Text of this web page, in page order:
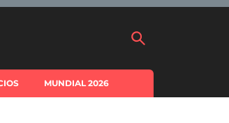
MUNDIAL 2026